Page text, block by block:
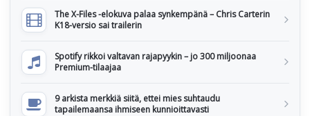
The X-Files -elokuva palaa synkempänä – Chris Carterin
K18-versio sai trailerin
Spotify rikkoi valtavan rajapyykin – jo 300 miljoonaa
Premium-tilaajaa
9 arkista merkkiä siitä, ettei mies suhtaudu
tapailemaansa ihmiseen kunnioittavasti